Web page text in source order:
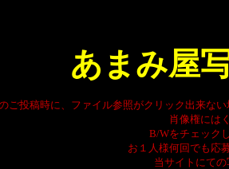
あまみ屋
ご投稿時に、ファイル参照がクリック出来な
肖像権には
B/Wをチェック
お１人様何回でも応
当サイトにて